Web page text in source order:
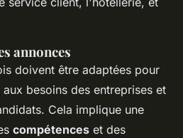
annonces
doivent être adaptées pour
besoins des entreprises et
Cela implique une
compétences et des